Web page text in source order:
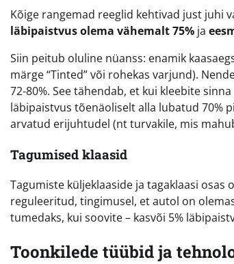
Kõige rangemad reeglid kehtivad just juhi
läbipaistvus olema vähemalt 75% ja
Siin peitub oluline nüanss: enamik
märge “Tinted” või rohekas varjund).
72-80%. See tähendab, et kui kleebite
läbipaistvus tõenäoliselt alla lubatud 70%
arvatud erijuhtudel (nt turvakile, mis
Tagumised klaasid
Tagumiste küljeklaaside ja tagaklaasi
reguleeritud, tingimusel, et autol on
tumedaks, kui soovite – kasvõi 5%
Toonkilede tüübid ja